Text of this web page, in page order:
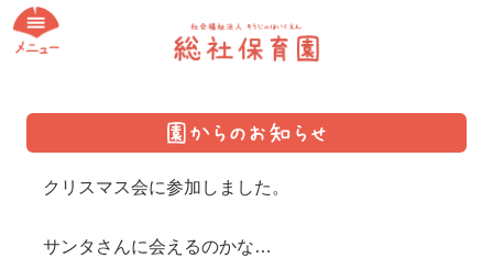
☆ちゅうりっぷぐみクリス
マス会☆（2025.12.24）
クリスマス会に参加しました。
サンタさんに会えるのかな…